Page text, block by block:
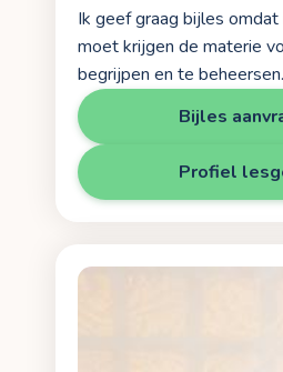
Ik geef graag bijles
moet krijgen de materie
begrijpen en te beheersen.
Bijles
Profiel